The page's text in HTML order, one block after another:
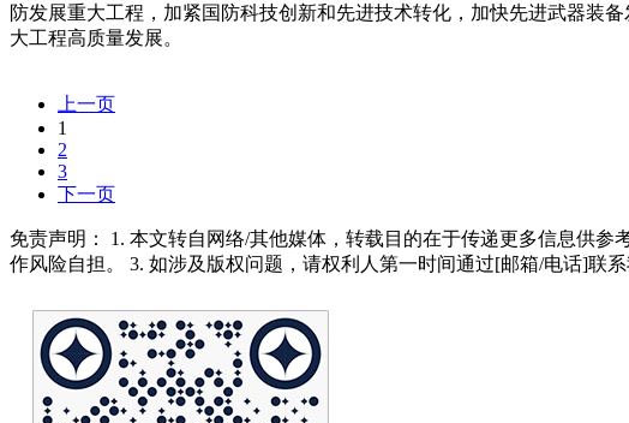
防发展重大工程，加紧国防科技创新和先进技术转化，加快先进武器装
大工程高质量发展。
上一页
1
2
3
下一页
免责声明： 1. 本文转自网络/其他媒体，转载目的在于传递更多信息供
作风险自担。 3. 如涉及版权问题，请权利人第一时间通过[邮箱/电话]联